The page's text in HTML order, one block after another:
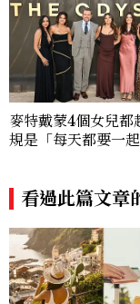
麥特戴蒙4個女兒都
規是「每天都要一
看過此篇文章